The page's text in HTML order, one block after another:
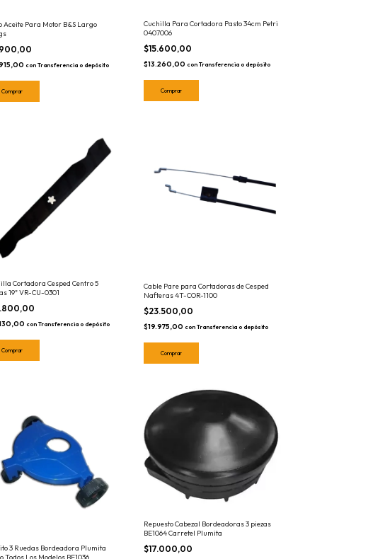
Aceite Para Motor B&S Largo
con Transferencia o depósito
Cuchilla Para Cortadora Pasto 34cm Petri
0407006
$15.600,00
$13.260,00 con Transferencia o depósito
Cortadora Cesped Centro 5
19" VR-CU-0301
con Transferencia o depósito
Cable Pare para Cortadoras de Cesped
Nafteras 4T-COR-1100
$23.500,00
$19.975,00 con Transferencia o depósito
3 Ruedas Bordeadora Plumita
Repuesto Cabezal Bordeadoras 3 piezas
BE1064 Carretel Plumita
$17.000,00